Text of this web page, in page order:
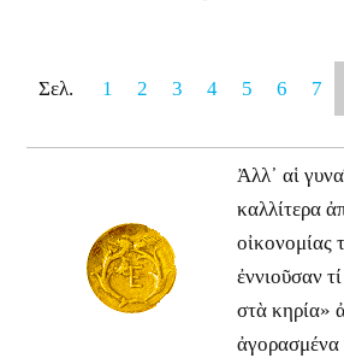
Σελ. 1 2 3 4 5 6 7
Ἀλλ᾿ αἱ
καλλίτερα
οἰκονομίας
ἐννιοῦσαν
στὰ κηρία»
ἀγορασμένα